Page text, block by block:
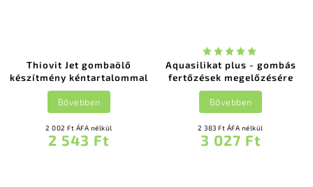
Thiovit Jet gombaölő
készítmény kéntartalommal
2 002 Ft ÁFA nélkül
2 543 Ft
Bővebben
Aquasilikat plus - gombás
fertőzések megelőzésére
2 383 Ft ÁFA nélkül
3 027 Ft
Bővebben